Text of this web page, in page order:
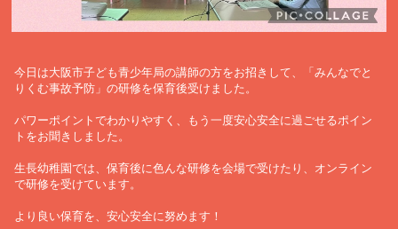
今日は大阪市子ども青少年局の講師の方をお招きして、「みんなでと
りくむ事故予防」の研修を保育後受けました。
パワーポイントでわかりやすく、もう一度安心安全に過ごせるポイン
トをお聞きしました。
生長幼稚園では、保育後に色んな研修を会場で受けたり、オンライン
で研修を受けています。
より良い保育を、安心安全に努めます！